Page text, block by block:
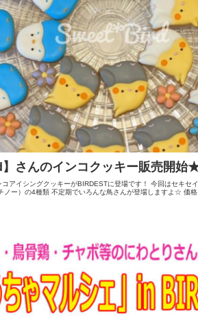
】さんのインコクッキー販売開始
アイシングクッキーがBIRDESTに登場です！ 今回はセキセ
ノー）の4種類 不定期でいろんな鳥さんが登場しますよ☆ 価